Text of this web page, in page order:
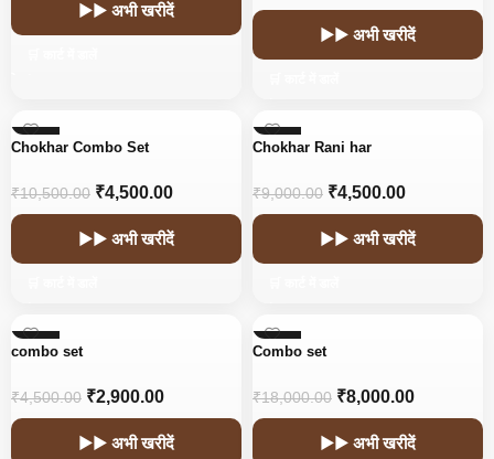
▶▶ अभी खरीदें
▶▶ अभी खरीदें
-57%
Chokhar Combo Set
₹10,500.00 ₹4,500.00
▶▶ अभी खरीदें
-50%
Chokhar Rani har
₹9,000.00 ₹4,500.00
▶▶ अभी खरीदें
-36%
combo set
₹4,500.00 ₹2,900.00
▶▶ अभी खरीदें
-56%
Combo set
₹18,000.00 ₹8,000.00
▶▶ अभी खरीदें